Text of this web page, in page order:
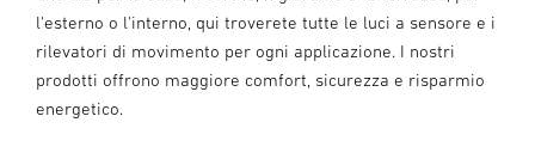
l'esterno o l'interno, qui troverete tutte le luci a sensore e i
rilevatori di movimento per ogni applicazione. I nostri
prodotti offrono maggiore comfort, sicurezza e risparmio
energetico.